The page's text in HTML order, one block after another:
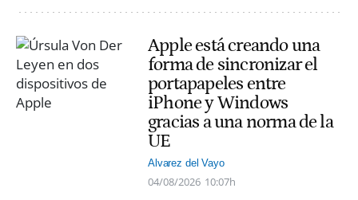
Apple está creando una
forma de sincronizar el
portapapeles entre
iPhone y Windows
gracias a una norma de la
UE
Alvarez del Vayo
04/08/2026 10:07h